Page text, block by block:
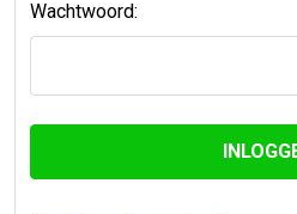
Wachtwoord: